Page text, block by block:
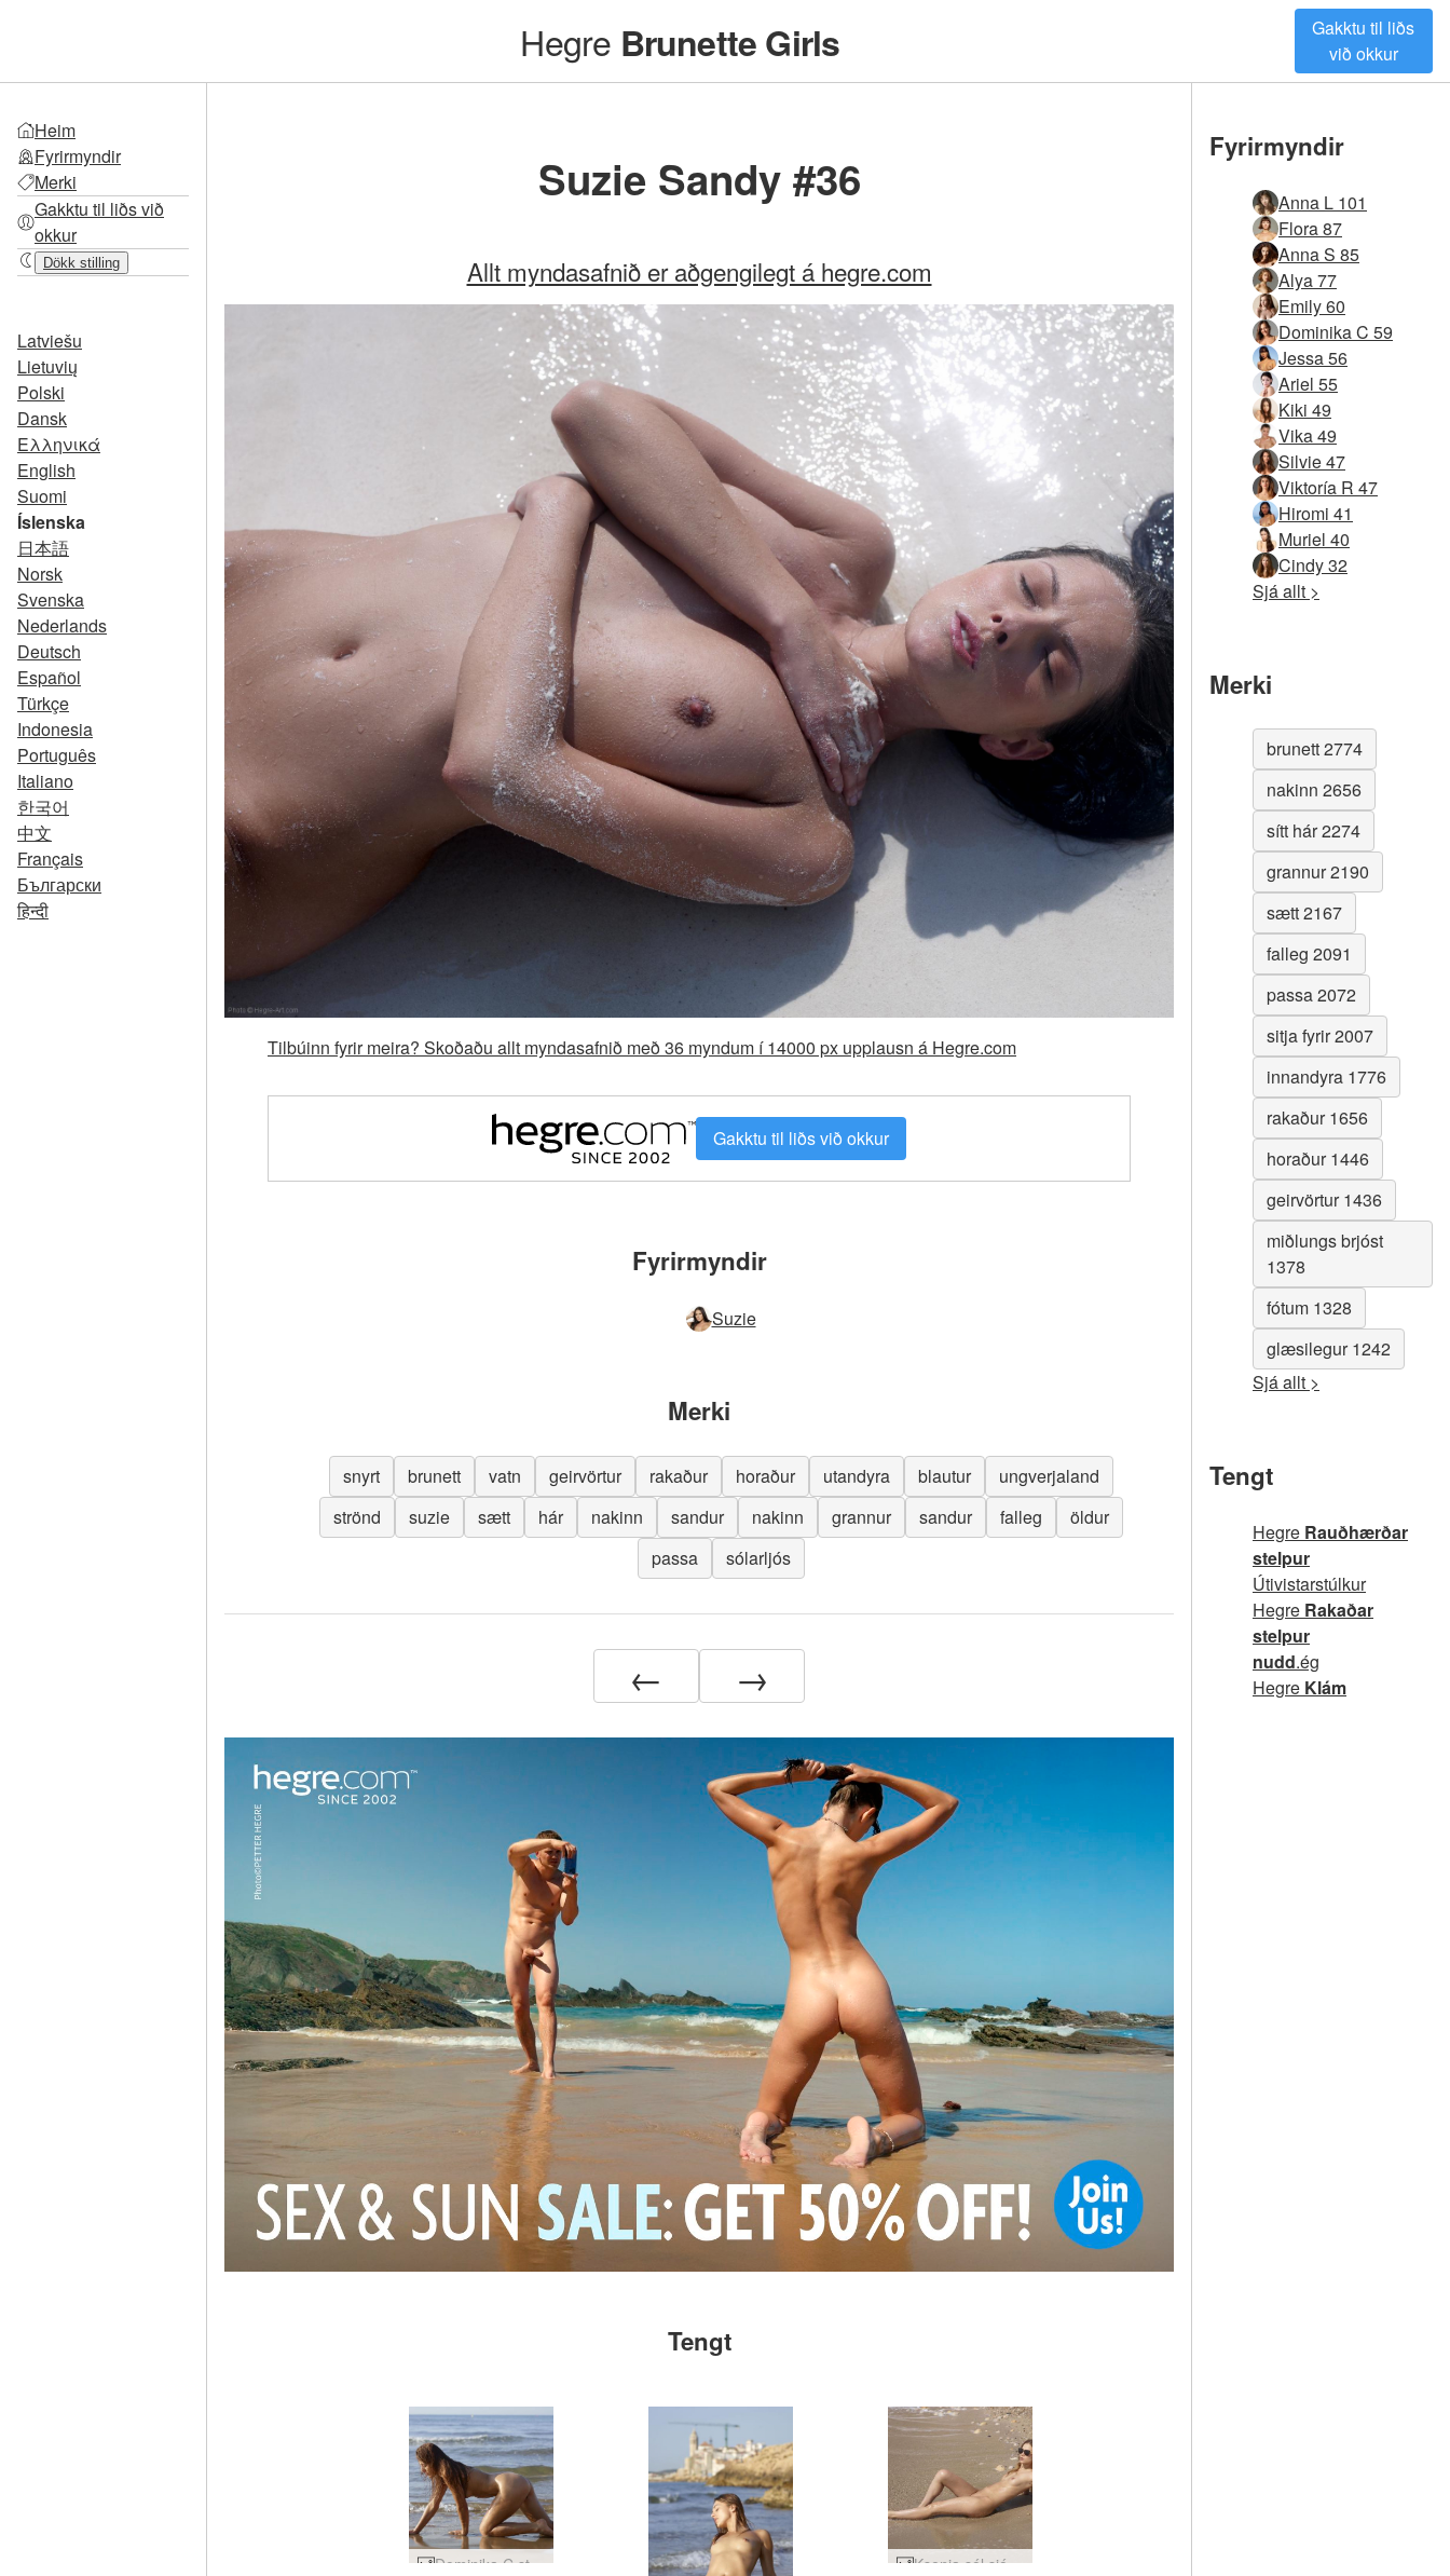
Hegre Brunette Girls
Gakktu til liðs
við okkur
Heim
Fyrirmyndir
Merki
Gakktu til liðs við
okkur
Dökk stilling
Latviešu
Lietuvių
Polski
Dansk
Ελληνικά
English
Suomi
Íslenska
日本語
Norsk
Svenska
Nederlands
Deutsch
Español
Türkçe
Indonesia
Português
Italiano
한국어
中文
Français
Български
हिन्दी
Suzie Sandy #36
Allt myndasafnið er aðgengilegt á hegre.com
Tilbúinn fyrir meira? Skoðaðu allt myndasafnið með 36 myndum í 14000 px upplausn á Hegre.com
Gakktu til liðs við okkur
Fyrirmyndir
Suzie
Merki
snyrt brunett vatn geirvörtur rakaður horaður utandyra blautur
ungverjaland
strönd
suzie sætt hár nakinn sandur nakinn grannur sandur falleg
öldur
passa
sólarljós
← →
Tengt
Dominika C strandpartý #48 Ksenia sól sjó og kynlíf #16
Fyrirmyndir
Anna L 101
Flora 87
Anna S 85
Alya 77
Emily 60
Dominika C 59
Jessa 56
Ariel 55
Kiki 49
Vika 49
Silvie 47
Viktoría R 47
Hiromi 41
Muriel 40
Cindy 32
Sjá allt >
Merki
brunett 2774
nakinn 2656
sítt hár 2274
grannur 2190
sætt 2167
falleg 2091
passa 2072
sitja fyrir 2007
innandyra 1776
rakaður 1656
horaður 1446
geirvörtur 1436
miðlungs brjóst
1378
fótum 1328
glæsilegur 1242
Sjá allt >
Tengt
Hegre Rauðhærðar
stelpur
Útivistarstúlkur
Hegre Rakaðar
stelpur
nudd.ég
Hegre Klám